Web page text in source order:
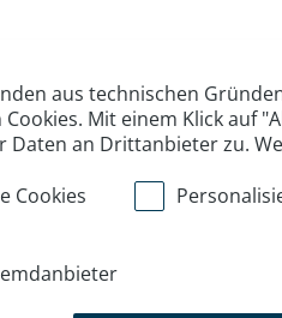
aus technischen
Mit einem Klick auf
Daten an Drittanbieter zu.
Cookies